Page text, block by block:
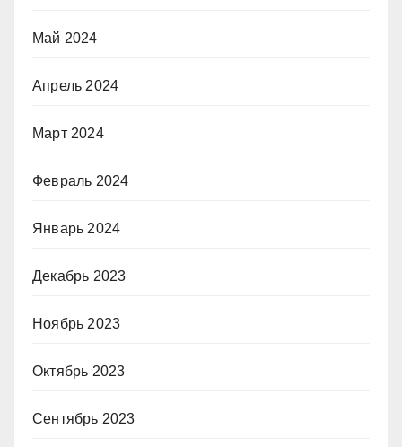
Май 2024
Апрель 2024
Март 2024
Февраль 2024
Январь 2024
Декабрь 2023
Ноябрь 2023
Октябрь 2023
Сентябрь 2023